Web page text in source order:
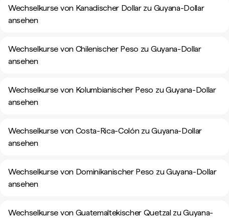
Wechselkurse von Kanadischer Dollar zu Guyana-Dollar
ansehen
Wechselkurse von Chilenischer Peso zu Guyana-Dollar
ansehen
Wechselkurse von Kolumbianischer Peso zu Guyana-Dollar
ansehen
Wechselkurse von Costa-Rica-Colón zu Guyana-Dollar
ansehen
Wechselkurse von Dominikanischer Peso zu Guyana-Dollar
ansehen
Wechselkurse von Guatemaltekischer Quetzal zu Guyana-